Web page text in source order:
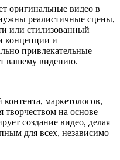
оригинальные видео в
реалистичные сцены,
или стилизованный
концепции и
привлекательные
вашему видению.
маркетологов,
творчеством на основе
создание видео, делая
для всех, независимо